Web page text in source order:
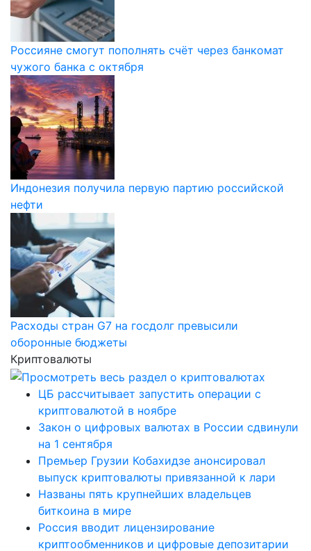
Россияне смогут пополнять счёт через банкомат
чужого банка с октября
Индонезия получила первую партию российской
нефти
Расходы стран G7 на госдолг превысили
оборонные бюджеты
Криптовалюты
ЦБ рассчитывает запустить операции с
криптовалютой в ноябре
Закон о цифровых валютах в России сдвинули
на 1 сентября
Премьер Грузии Кобахидзе анонсировал
выпуск криптовалюты привязанной к лари
Названы пять крупнейших владельцев
биткоина в мире
Россия вводит лицензирование
криптообменников и цифровые депозитарии